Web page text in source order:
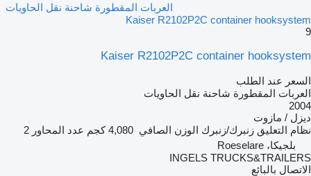
العربات المقطورة شاحنة نقل الحاويات
Kaiser R2102P2C container hooksystem
9
Kaiser R2102P2C container hooksystem
السعر عند الطلب
العربات المقطورة شاحنة نقل الحاويات
2004
ديزل / مازوت
نظام التعليق زنبرك/زنبرك الوزن الصافي 4,080 كجم عدد المحاور 2
بلجيكا، Roeselare
INGELS TRUCKS&TRAILERS
الاتصال بالبائع